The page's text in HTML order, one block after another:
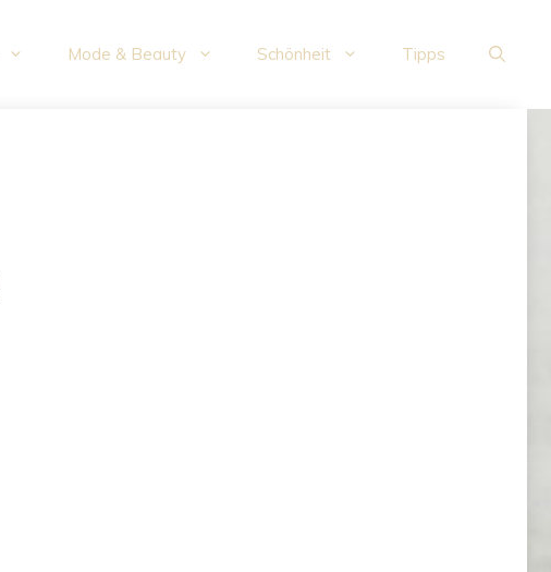
Mode & Beauty Schönheit Tipps